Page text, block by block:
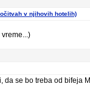
v njihovih hotelih)
se bo treba od bifeja